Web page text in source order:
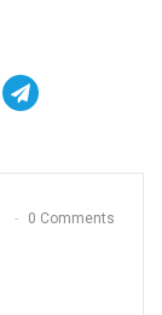
0 Comments